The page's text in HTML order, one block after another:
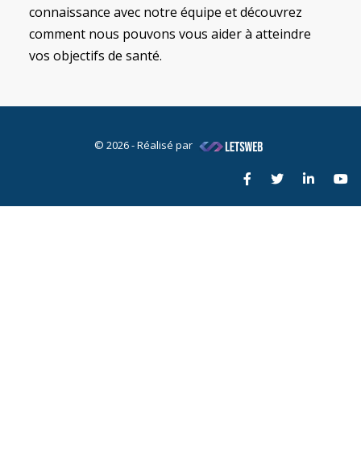
connaissance avec notre équipe et découvrez
comment nous pouvons vous aider à atteindre
vos objectifs de santé.
© 2026 - Réalisé par